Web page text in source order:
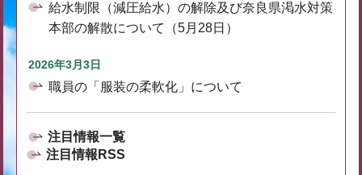
給水制限（減圧給水）の解除及び奈良県渇水対策
本部の解散について（5月28日）
2026年3月3日
職員の「服装の柔軟化」について
注目情報一覧
注目情報RSS